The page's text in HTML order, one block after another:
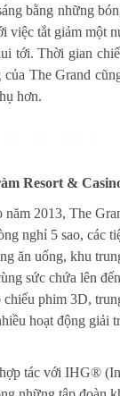
bằng những
việc tắt giảm một
tới. Thời gian
The Grand
hơn.
Resort &
2013, The
nghỉ 5 sao, các
ăn uống, khu
sức chứa lên
phim 3D,
hoạt động giải
tác với IHG®